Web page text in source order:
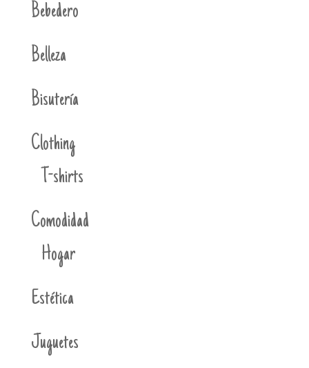
Bebedero
Belleza
Bisutería
Clothing
T-shirts
Comodidad
Hogar
Estética
Juguetes